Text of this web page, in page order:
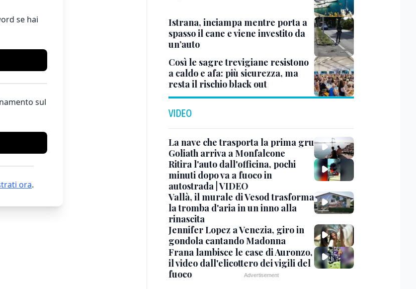
se hai
sul
ora.
Istrana, inciampa mentre porta a
spasso il cane e viene investito da
un’auto
Così le sagre trevigiane resistono
a caldo e afa: più sicurezza, ma
resta il rischio black out
VIDEO
La nave che trasporta la prima gru
Goliath arriva a Monfalcone
Ritira l'auto dall'officina, pochi
minuti dopo va a fuoco in
autostrada | VIDEO
Vallà, il murale di Vesod trasforma
la tromba d'aria in un inno alla
rinascita
Jennifer Lopez a Venezia, giro in
gondola cantando Madonna
Frana lambisce le case di Auronzo,
il video dall'elicottero dei vigili del
fuoco